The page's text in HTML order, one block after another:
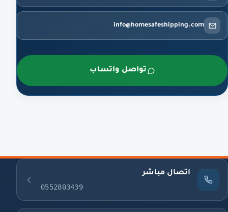
info@homesafeshipping.com
تواصل واتساب
اتصال مباشر
0552803439